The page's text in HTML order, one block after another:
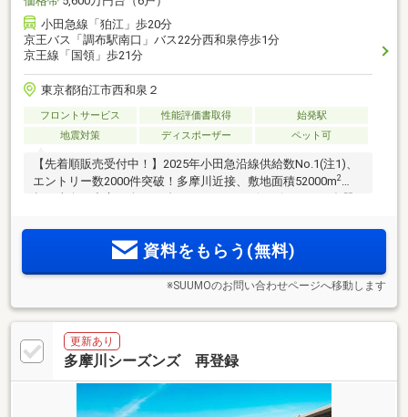
小田急線「狛江」歩20分
京王バス「調布駅南口」バス22分西和泉停歩1分
京王線「国領」歩21分
東京都狛江市西和泉２
フロントサービス 性能評価書取得
始発駅
地震対策
ディスポーザー ペット可
【先着順販売受付中！】2025年小田急沿線供給数No.1(注1)、
エントリー数2000件突破！多摩川近接、敷地面積52000m2
超、南向き中心の全1217邸。ディスポーザ・ビルトイン食器
Oriented(認証取得済)、オンライン相談会も開催中
資料をもらう(無料)
※SUUMOのお問い合わせページへ移動します
更新あり
多摩川シーズンズ 再登録